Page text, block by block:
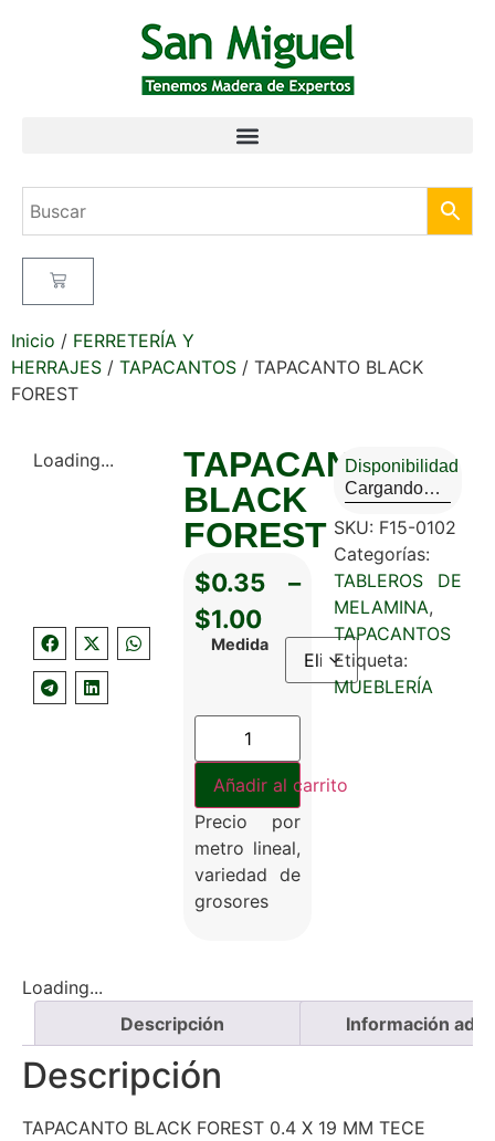
Inicio / FERRETERÍA Y
HERRAJES / TAPACANTOS / TAPACANTO BLACK
FOREST
Loading...
TAPACANTO
BLACK
FOREST
$0.35 –
$1.00
Medida
Añadir al carrito
Precio por
metro lineal,
variedad de
grosores
Disponibilidad
Cargando…
SKU: F15-0102
Categorías:
TABLEROS DE
MELAMINA,
TAPACANTOS
Etiqueta:
MUEBLERÍA
Loading...
Descripción
Información
Descripción
TAPACANTO BLACK FOREST 0.4 X 19 MM TECE